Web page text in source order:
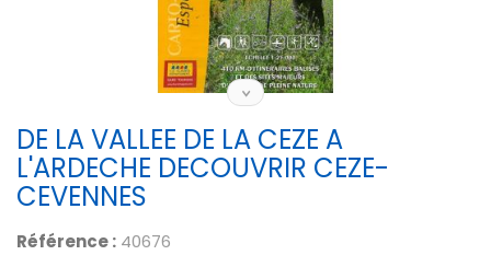
DE LA VALLEE DE LA CEZE A
L'ARDECHE DECOUVRIR CEZE-
CEVENNES
Référence : 40676